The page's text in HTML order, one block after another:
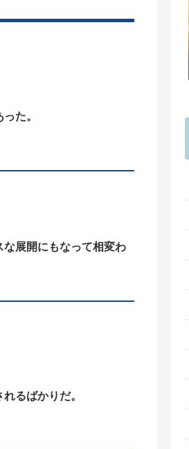
た。
展開にもなって相変わ
るばかりだ。